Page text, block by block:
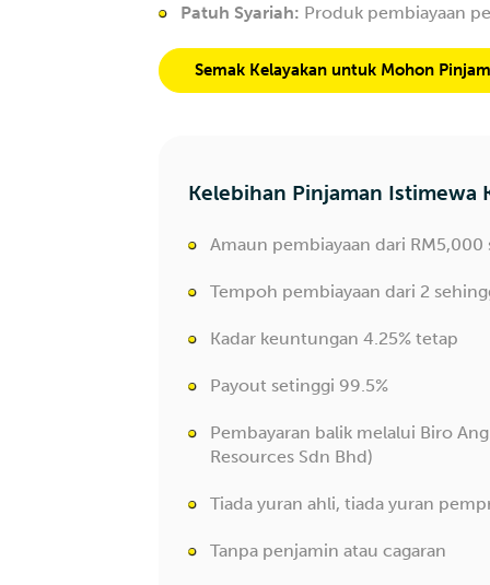
Patuh Syariah: Produk pembiayaan
Semak Kelayakan untuk Mohon
Kelebihan Pinjaman Istimewa
Amaun pembiayaan dari
Tempoh pembiayaan dari 2
Kadar keuntungan 4.25% tetap
Payout setinggi 99.5%
Pembayaran balik melalui Biro
Resources Sdn Bhd)
Tiada yuran ahli, tiada yuran
Tanpa penjamin atau cagaran